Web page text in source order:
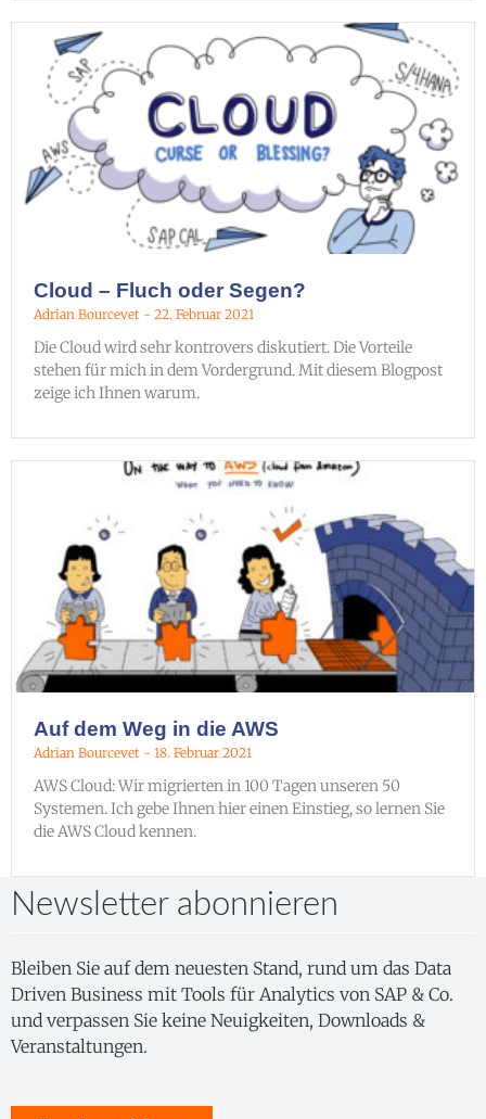
Cloud – Fluch oder Segen?
Adrian Bourcevet 22. Februar 2021
Die Cloud wird sehr kontrovers diskutiert. Die Vorteile
stehen für mich in dem Vordergrund. Mit diesem Blogpost
zeige ich Ihnen warum.
Auf dem Weg in die AWS
Adrian Bourcevet 18. Februar 2021
AWS Cloud: Wir migrierten in 100 Tagen unseren 50
Systemen. Ich gebe Ihnen hier einen Einstieg, so lernen Sie
die AWS Cloud kennen.
Newsletter abonnieren
Bleiben Sie auf dem neuesten Stand, rund um das Data
Driven Business mit Tools für Analytics von SAP & Co.
und verpassen Sie keine Neuigkeiten, Downloads &
Veranstaltungen.